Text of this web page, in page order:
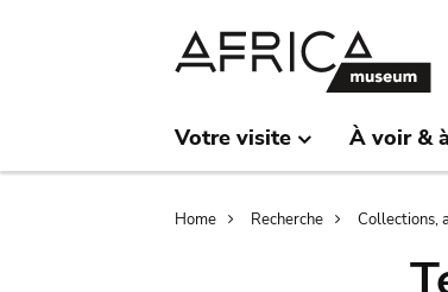
Votre visite À voir &
Breadcrumb
Home Recherche Collections,